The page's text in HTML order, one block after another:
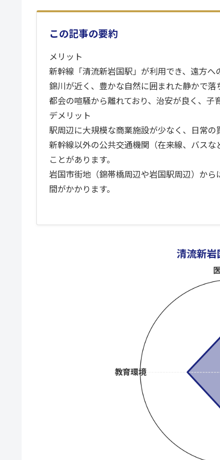
この記事の要約
メリット
新幹線「清流新岩国駅」が利用でき、遠方へ
錦川が近く、豊かな自然に囲まれた静かで落
都会の喧騒から離れており、治安が良く、子
デメリット
駅周辺に大規模な商業施設が少なく、日常の
新幹線以外の公共交通機関（在来線、バス
ことがあります。
岩国市街地（錦帯橋周辺や岩国駅周辺）か
間がかかります。